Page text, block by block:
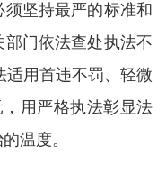
坚持最严的标准和
门依法查处执法不
适用首违不罚、轻微
用严格执法彰显法
温度。